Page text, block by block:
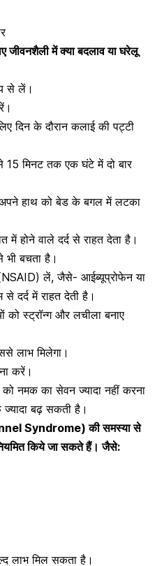
जीवनशैली में क्या बदलाव या घरेलू
से लें।
दिन के दौरान कलाई की पट्टी
मिनट तक एक घंटे में दो बार
अपने हाथ को बेड के बगल में लटका
होने वाले दर्द से राहत देता है।
बचता है।
(NSAID) लें, जैसे- आईब्यूप्रोफेन या
दर्द में राहत देती है।
को स्ट्रॉन्ग और लचीला बनाए
लाभ मिलेगा।
करें।
को नमक का सेवन ज्यादा नहीं करना
बढ़ सकती है।
Syndrome) की समस्या से
किये जा सकते हैं। जैसे:
लाभ मिल सकता है।